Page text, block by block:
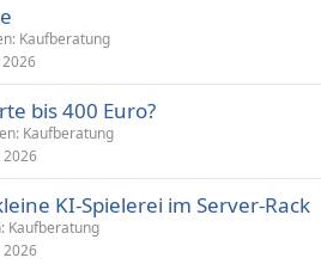
Kaufberatung
2026
bis 400 Euro?
Kaufberatung
2026
KI-Spielerei im Server-Rack
Kaufberatung
2026